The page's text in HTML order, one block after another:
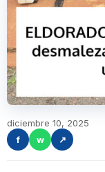
diciembre 10, 2025
f
w ↗